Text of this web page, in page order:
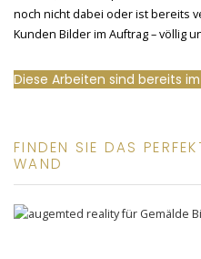
noch nicht dabei oder ist bereits
Kunden Bilder im Auftrag – völlig
Diese Arbeiten sind bereits
FINDEN SIE DAS
WAND